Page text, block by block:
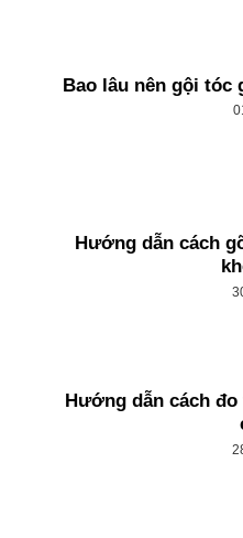
Bao lâu nên gội tóc
Hướng dẫn cách
Hướng dẫn cách